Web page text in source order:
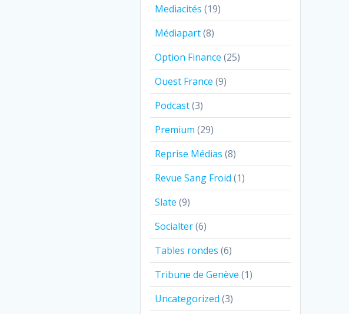
Mediacités (19)
Médiapart(8)
Option Finance (25)
Ouest France (9)
Podcast(3)
Premium (29)
Reprise Médias (8)
Revue Sang Froid (1)
Slate (9)
Socialter(6)
Tables rondes (6)
Tribune de Genève (1)
Uncategorized (3)